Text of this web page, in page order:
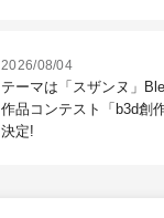
2026/08/04
テーマは「スザンヌ」
作品コンテスト「b3d創
決定!